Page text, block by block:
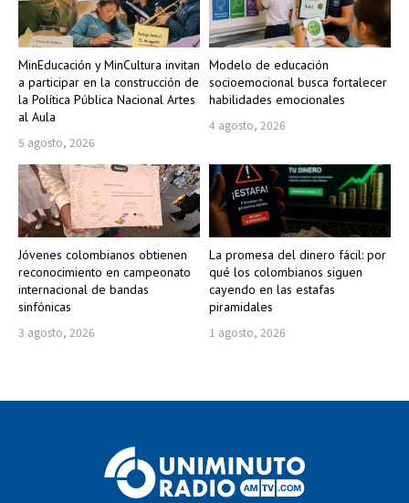
MinEducación y MinCultura invitan
a participar en la construcción de
la Política Pública Nacional Artes
al Aula
5 agosto, 2026
Modelo de educación
socioemocional busca fortalecer
habilidades emocionales
4 agosto, 2026
Jóvenes colombianos obtienen
reconocimiento en campeonato
internacional de bandas
sinfónicas
3 agosto, 2026
La promesa del dinero fácil: por
qué los colombianos siguen
cayendo en las estafas
piramidales
1 agosto, 2026